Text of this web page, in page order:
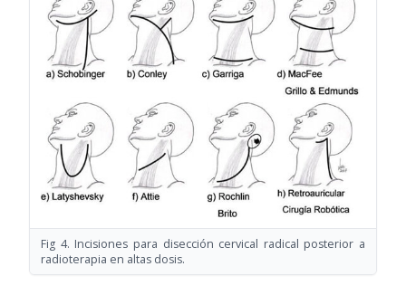
Fig 4. Incisiones para disección cervical radical posterior a
radioterapia en altas dosis.